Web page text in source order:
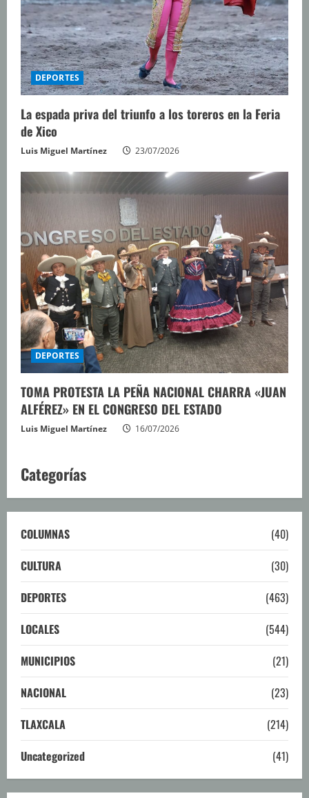
DEPORTES
La espada priva del triunfo a los toreros en la Feria
de Xico
Luis Miguel Martínez 23/07/2026
DEPORTES
TOMA PROTESTA LA PEÑA NACIONAL CHARRA «JUAN
ALFÉREZ» EN EL CONGRESO DEL ESTADO
Luis Miguel Martínez 16/07/2026
Categorías
COLUMNAS
(40)
CULTURA
(30)
DEPORTES
(463)
LOCALES
(544)
MUNICIPIOS
(21)
NACIONAL
(23)
TLAXCALA
(214)
Uncategorized
(41)